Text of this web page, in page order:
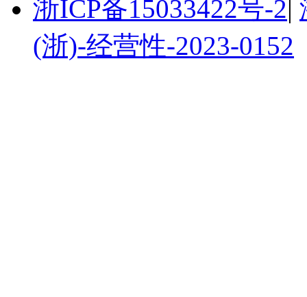
浙ICP备15033422号-2
(浙)-经营性-2023-0152